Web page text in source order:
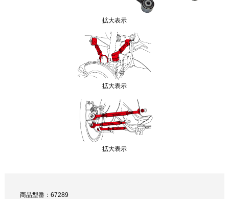
拡大表示
拡大表示
拡大表示
商品型番：67289